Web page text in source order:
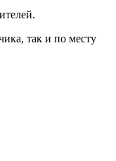
так и по месту